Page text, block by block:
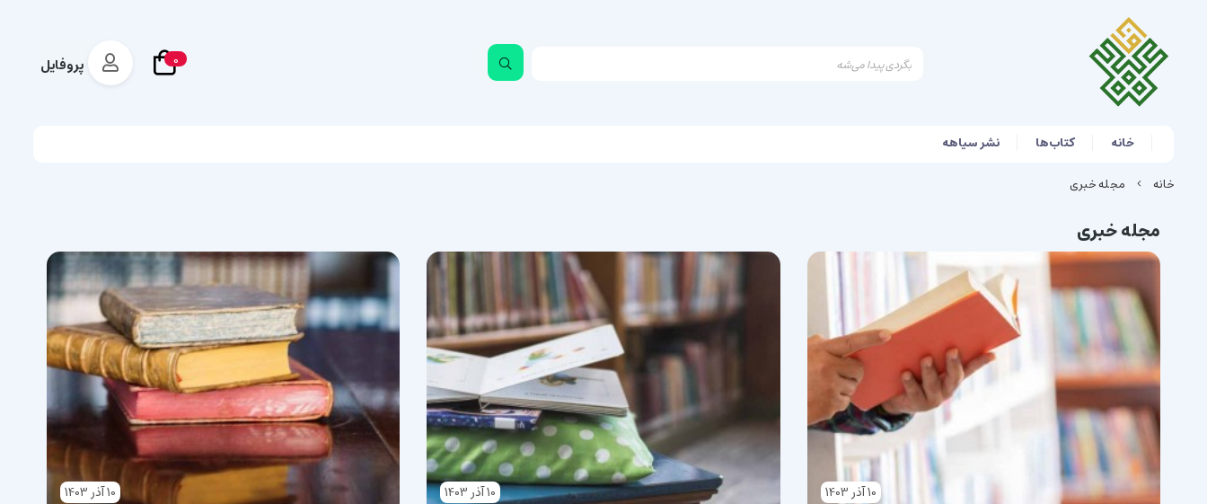
0 پروفایل
خانه کتاب‌ها
نشر سیاهه
خانه
مجله خبری
مجله خبری
10آذر1403
10آذر1403
10آذر1403